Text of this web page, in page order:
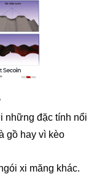
những đặc tính nổi
gồ hay vì kèo
xi măng khác.